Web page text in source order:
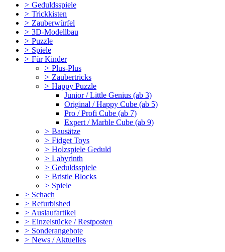
> Geduldsspiele
> Trickkisten
> Zauberwürfel
> 3D-Modellbau
> Puzzle
> Spiele
> Für Kinder
> Plus-Plus
> Zaubertricks
> Happy Puzzle
Junior / Little Genius (ab 3)
Original / Happy Cube (ab 5)
Pro / Profi Cube (ab 7)
Expert / Marble Cube (ab 9)
> Bausätze
> Fidget Toys
> Holzspiele Geduld
> Labyrinth
> Geduldsspiele
> Bristle Blocks
> Spiele
> Schach
> Refurbished
> Auslaufartikel
> Einzelstücke / Restposten
> Sonderangebote
> News / Aktuelles